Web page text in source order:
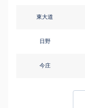
東大道
日野
今庄